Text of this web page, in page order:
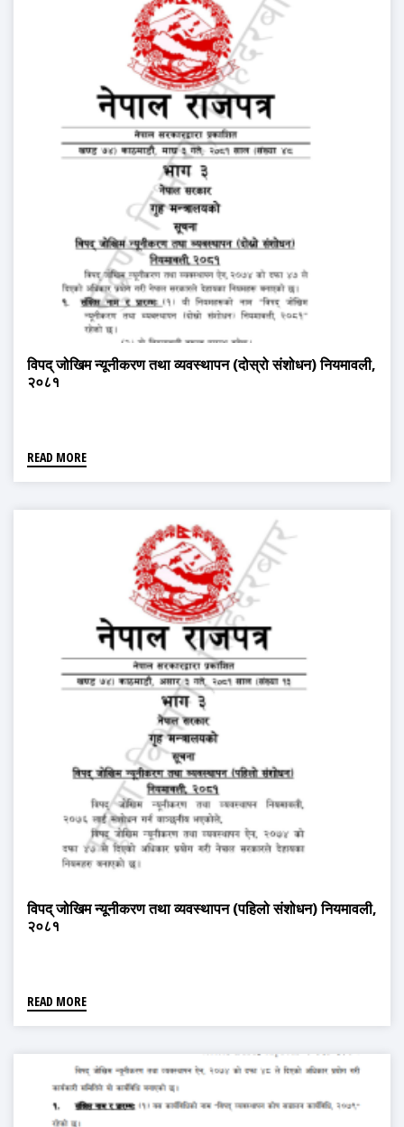
विपद् जोखिम न्यूनीकरण तथा व्यवस्थापन (दोस्रो संशोधन) नियमावली,
२०८१
READ MORE
विपद् जोखिम न्यूनीकरण तथा व्यवस्थापन (पहिलो संशोधन) नियमावली,
२०८१
READ MORE